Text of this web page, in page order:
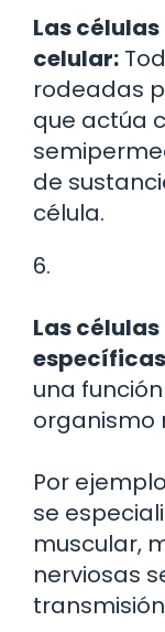
Las
celular:
rodeadas
que actúa
de
célula.
6.
Las
una
organismo
Por
se
muscular,
nerviosas